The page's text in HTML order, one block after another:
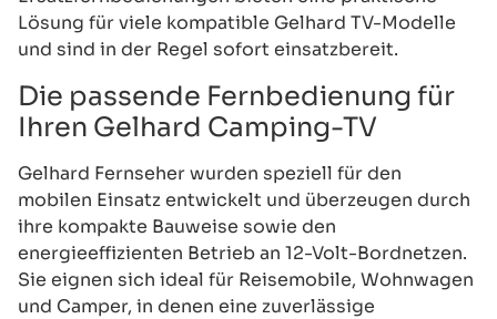
Lösung für viele kompatible Gelhard TV-Modelle
und sind in der Regel sofort einsatzbereit.
Die passende Fernbedienung für
Ihren Gelhard Camping-TV
Gelhard Fernseher wurden speziell für den
mobilen Einsatz entwickelt und überzeugen durch
ihre kompakte Bauweise sowie den
energieeffizienten Betrieb an 12-Volt-Bordnetzen.
Sie eignen sich ideal für Reisemobile, Wohnwagen
und Camper, in denen eine zuverlässige